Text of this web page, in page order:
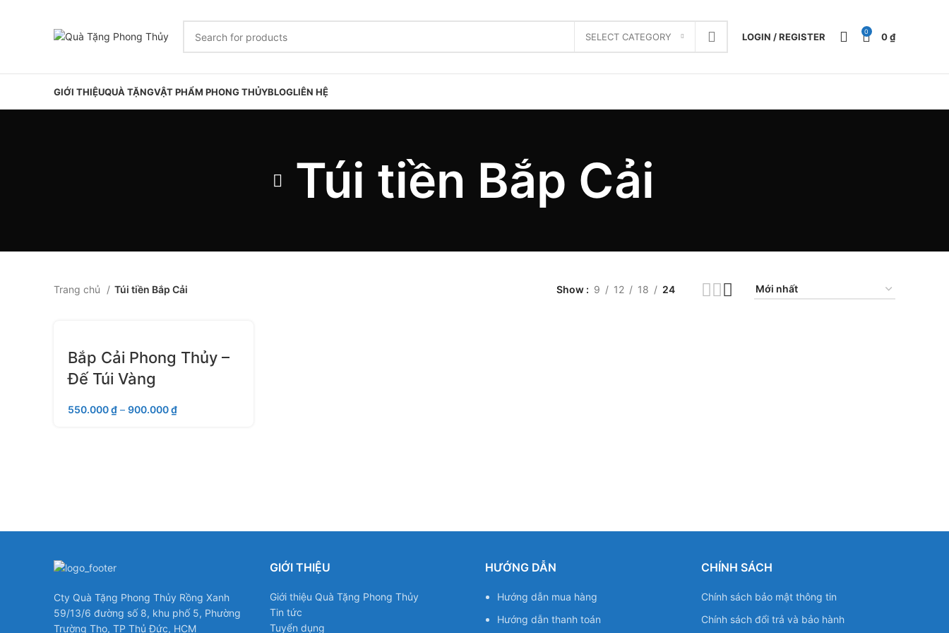
SELECT CATEGORY LOGIN / REGISTER 0 0₫
GIỚI THIỆUQUÀ TẶNGVẬT PHẨM PHONG THỦYBLOGLIÊN HỆ
Túi tiền Bắp Cải
Trang chủ Túi tiền Bắp Cải Show 9 12 18 24
Bắp Cải Phong Thủy –
Đế Túi Vàng
550.000₫ – 900.000₫
Cty Quà Tặng Phong Thủy Rồng Xanh
59/13/6 đường số 8, khu phố 5, Phường
Trường Thọ, TP Thủ Đức, HCM
GIỚI THIỆU
Giới thiệu Quà Tặng Phong Thủy
Tin tức
Tuyển dụng
HƯỚNG DẪN
Hướng dẫn mua hàng
Hướng dẫn thanh toán
CHÍNH SÁCH
Chính sách bảo mật thông tin
Chính sách đổi trả và bảo hành